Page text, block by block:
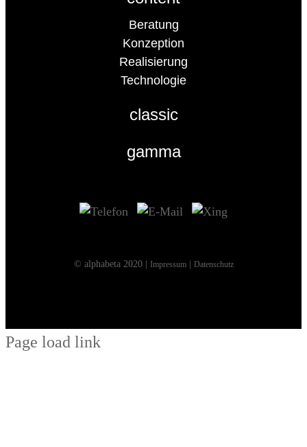
Beratung
Konzeption
Realisierung
Technologie
classic
gamma
© alphabeta 2020 | Impressum| Datenschutz
Page load link